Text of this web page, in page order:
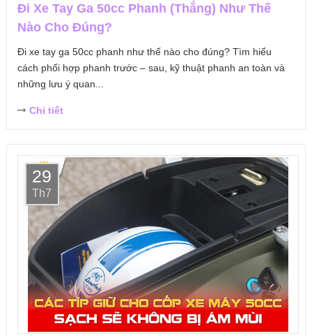
Đi Xe Tay Ga 50cc Phanh (Thắng) Như Thế
Nào Cho Đúng?
Đi xe tay ga 50cc phanh như thế nào cho đúng? Tìm hiểu
cách phối hợp phanh trước – sau, kỹ thuật phanh an toàn và
những lưu ý quan...
Chi tiết
29
Th7